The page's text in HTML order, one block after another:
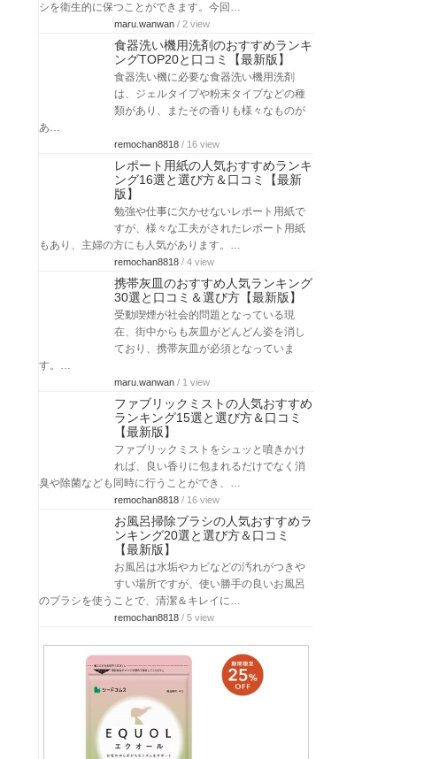
シを衛生的に保つことができます。今回…
maru.wanwan / 2 view
食器洗い機用洗剤のおすすめランキ
ングTOP20と口コミ【最新版】
食器洗い機に必要な食器洗い機用洗剤
は、ジェルタイプや粉末タイプなどの種
類があり、またその香りも様々なものが
あ…
remochan8818 / 16 view
レポート用紙の人気おすすめランキ
ング16選と選び方＆口コミ【最新
版】
勉強や仕事に欠かせないレポート用紙で
すが、様々な工夫がされたレポート用紙
もあり、主婦の方にも人気があります。…
remochan8818 / 4 view
携帯灰皿のおすすめ人気ランキング
30選と口コミ＆選び方【最新版】
受動喫煙が社会的問題となっている現
在、街中からも灰皿がどんどん姿を消し
ており、携帯灰皿が必須となっていま
す。…
maru.wanwan / 1 view
ファブリックミストの人気おすすめ
ランキング15選と選び方＆口コミ
【最新版】
ファブリックミストをシュッと噴きかけ
れば、良い香りに包まれるだけでなく消
臭や除菌なども同時に行うことができ、…
remochan8818 / 16 view
お風呂掃除ブラシの人気おすすめラ
ンキング20選と選び方＆口コミ
【最新版】
お風呂は水垢やカビなどの汚れがつきや
すい場所ですが、使い勝手の良いお風呂
のブラシを使うことで、清潔＆キレイに…
remochan8818 / 5 view